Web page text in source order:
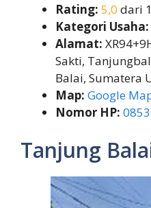
Rating: 5,0 dari
Kategori Usaha:
Alamat:
Sakti,
Balai, Sumatera
Map: Google
Nomor HP:
Tanjung